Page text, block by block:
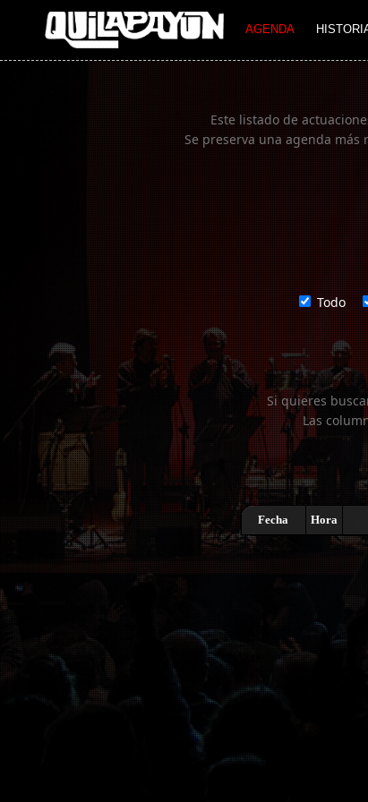
AGENDA
Imagen 01
Este listado de
Se preserva una agenda
Todo
Si quieres
Las
Fecha Hora